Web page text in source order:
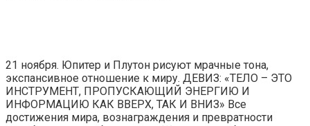
21 ноября. Юпитер и Плутон рисуют мрачные тона,
экспансивное отношение к миру. ДЕВИЗ: «ТЕЛО – ЭТО
ИНСТРУМЕНТ, ПРОПУСКАЮЩИЙ ЭНЕРГИЮ И
ИНФОРМАЦИЮ КАК ВВЕРХ, ТАК И ВНИЗ» Все
достижения мира, вознаграждения и превратности